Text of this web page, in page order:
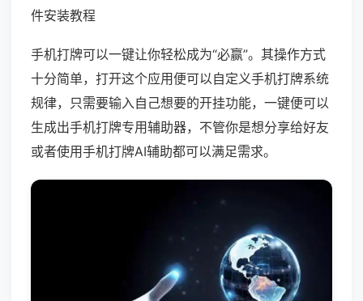
件安装教程
手机打牌可以一键让你轻松成为“必赢”。其操作方式
十分简单，打开这个应用便可以自定义手机打牌系统
规律，只需要输入自己想要的开挂功能，一键便可以
生成出手机打牌专用辅助器，不管你是想分享给好友
或者使用手机打牌AI辅助都可以满足需求。